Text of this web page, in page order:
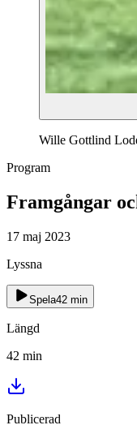
Wille Gottlind
Program
Framgångar
17 maj 2023
Lyssna
Spela42 min
Längd
42 min
Publicerad